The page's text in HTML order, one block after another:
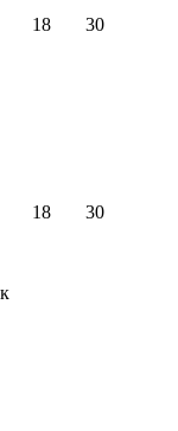
18 30
18 30